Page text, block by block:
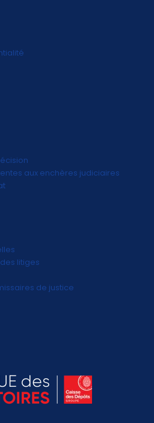
aux enchères judiciaires
litiges
de justice